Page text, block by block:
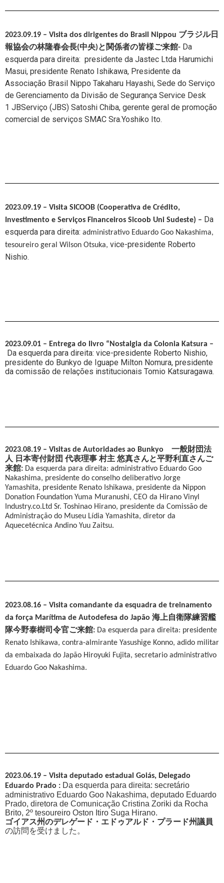
2023.09.19 – Visita dos dirigentes do Brasil Nippou ブラジル日
報協会の林隆春会長(中央)と関係者の皆様ご来館- Da
esquerda para direita: presidente da Jastec Ltda Harumichi
Masui, presidente Renato Ishikawa, Presidente da
Associação Brasil Nippo Takaharu Hayashi, Sede do Serviço
de Gerenciamento da Divisão de Segurança Service Desk
1 JBServiço (JBS) Satoshi Chiba, gerente geral de promoção
comercial de serviços SMAC Sra.Yoshiko Ito.
2023.09.19 – Visita SICOOB (Cooperativa de Crédito,
Investimento e Serviços Financeiros Sicoob Uni Sudeste) – Da
esquerda para direita: administrativo Eduardo Goo Nakashima,
tesoureiro geral Wilson Otsuka, vice-presidente Roberto
Nishio.
2023.09.01 – Entrega do livro “Nostalgia da Colonia Katsura –
Da esquerda para direita: vice-presidente Roberto Nishio,
presidente do Bunkyo de Iguape Milton Nomura, presidente
da comissão de relações institucionais Tomio Katsuragawa.
2023.08.19 – Visitas de Autoridades ao Bunkyo 一般財団法
人 日本寄付財団 代表理事 村主 悠真さんと平野利直さんご
来館: Da esquerda para direita: administrativo Eduardo Goo
Nakashima, presidente do conselho deliberativo Jorge
Yamashita, presidente Renato Ishikawa, presidente da Nippon
Donation Foundation Yuma Muranushi, CEO da Hirano Vinyl
Industry.co.Ltd Sr. Toshinao Hirano, presidente da Comissão de
Administração do Museu Lídia Yamashita, diretor da
Aquecetécnica Andino Yuu Zaitsu.
2023.08.16 – Visita comandante da esquadra de treinamento
da força Marítima de Autodefesa do Japão 海上自衛隊練習艦
隊今野泰樹司令官ご来館: Da esquerda para direita: presidente
Renato Ishikawa, contra-almirante Yasushige Konno, adido militar
da embaixada do Japão Hiroyuki Fujita, secretario administrativo
Eduardo Goo Nakashima.
2023.06.19 – Visita deputado estadual Goiás, Delegado
Eduardo Prado : Da esquerda para direita: secretário
administrativo Eduardo Goo Nakashima, deputado Eduardo
Prado, diretora de Comunicação Cristina Zoriki da Rocha
Brito, 2º tesoureiro Oston Itiro Suga Hirano.
ゴイアス州のデレゲード・エドゥアルド・プラード州議員
の訪問を受けました。